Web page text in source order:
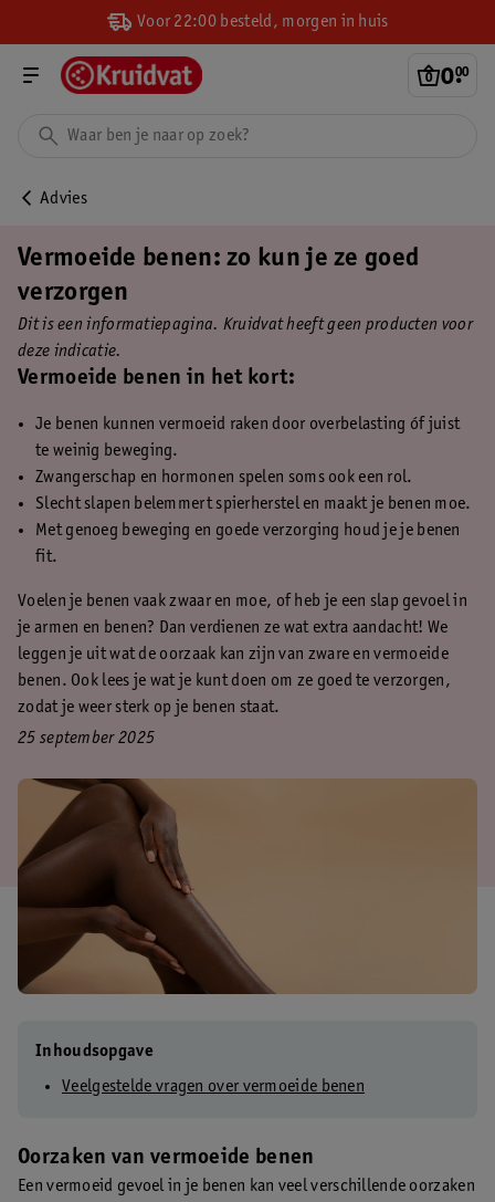
Voor 22:00 besteld, morgen in huis
0.
00
Advies
Vermoeide benen: zo kun je ze goed
verzorgen
Dit is een informatiepagina. Kruidvat heeft geen producten voor
deze indicatie.
Vermoeide benen in het kort:
Je benen kunnen vermoeid raken door overbelasting óf juist
te weinig beweging.
Zwangerschap en hormonen spelen soms ook een rol.
Slecht slapen belemmert spierherstel en maakt je benen moe.
Met genoeg beweging en goede verzorging houd je je benen
fit.
Voelen je benen vaak zwaar en moe, of heb je een slap gevoel in
je armen en benen? Dan verdienen ze wat extra aandacht! We
leggen je uit wat de oorzaak kan zijn van zware en vermoeide
benen. Ook lees je wat je kunt doen om ze goed te verzorgen,
zodat je weer sterk op je benen staat.
25 september 2025
Inhoudsopgave
Veelgestelde vragen over vermoeide benen
Oorzaken van vermoeide benen
Een vermoeid gevoel in je benen kan veel verschillende oorzaken